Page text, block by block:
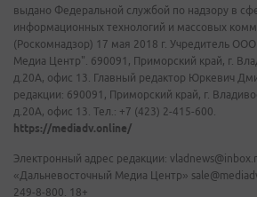
выдано Федеральной службой по надзору в
информационных технологий и массовых
(Роскомнадзор) 17 мая 2018 г. Учредитель
Медиа Центр". 690091, Приморский край, г.
д.20А, офис 13. Главный редактор Юркевич
редакции: 690091, Приморский край, г.
д.20А, офис 13. Тел.: +7 (423) 2-415-600.
https://mediadv.online/
Электронный адрес редакции:
«Дальневосточный Медиа Центр»
249-8-800. 18+